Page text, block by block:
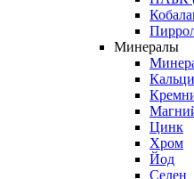
Минералы
Цинк
Хром
Йод
Селен